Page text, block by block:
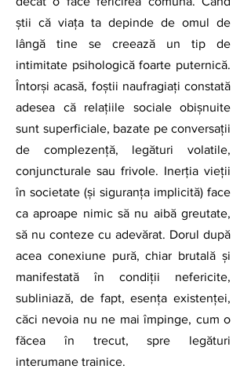
știi că viața ta depinde de omul de
lângă tine se creează un tip de
intimitate psihologică foarte puternică.
Întorși acasă, foștii naufragiați constată
adesea că relațiile sociale obișnuite
sunt superficiale, bazate pe conversații
de complezență, legături volatile,
conjuncturale sau frivole. Inerția vieții
în societate (și siguranța implicită) face
ca aproape nimic să nu aibă greutate,
să nu conteze cu adevărat. Dorul după
acea conexiune pură, chiar brutală şi
manifestată în condiţii nefericite,
subliniază, de fapt, esenţa existenţei,
căci nevoia nu ne mai împinge, cum o
făcea în trecut, spre legături
interumane trainice.